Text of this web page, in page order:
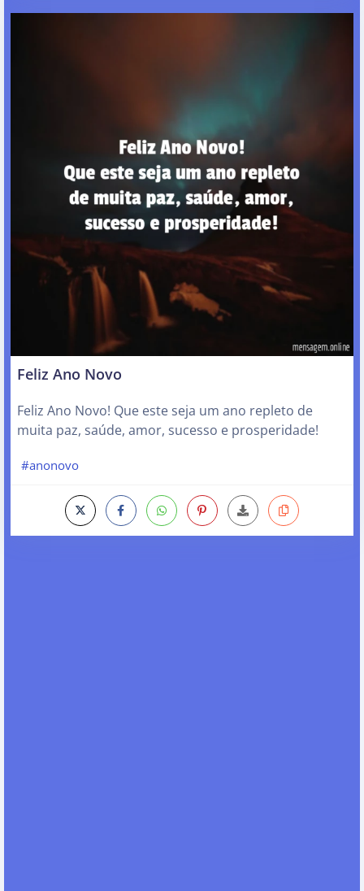
Feliz Ano Novo
Feliz Ano Novo! Que este seja um ano repleto de
muita paz, saúde, amor, sucesso e prosperidade!
#anonovo